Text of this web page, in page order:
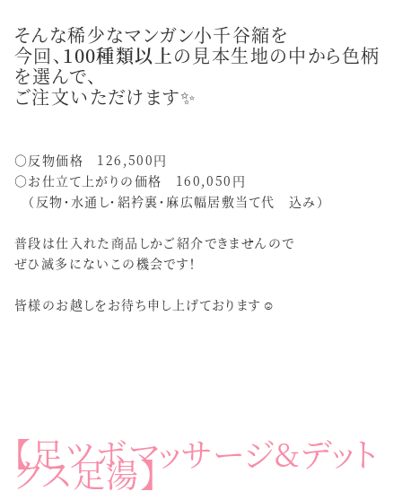
そんな稀少なマンガン小千谷縮を
今回、 100種類以上の見本生地の中から色柄
を選んで、
ご注文いただけます✨
○反物価格 126,500円
○お仕立て上がりの価格 160,050円
（反物・水通し・絽衿裏・麻広幅居敷当て代 込み）
普段は仕入れた商品しかご紹介できませんので
ぜひ滅多にないこの機会です！
皆様のお越しをお待ち申し上げております☺️
【足ツボマッサージ&デット
クス足湯】